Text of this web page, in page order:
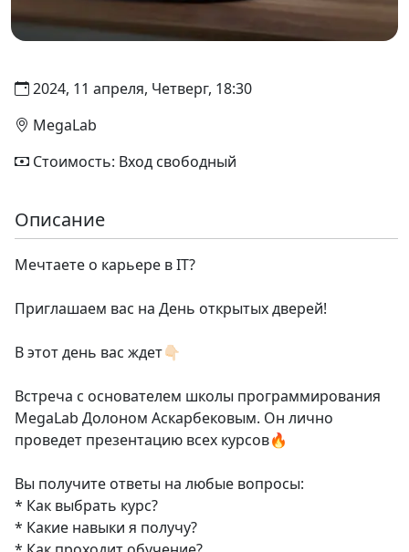
2024, 11 апреля, Четверг, 18:30
MegaLab
Стоимость: Вход свободный
Описание
Мечтаете о карьере в IT?
Приглашаем вас на День открытых дверей!
В этот день вас ждет👇🏻
Встреча с основателем школы программирования
MegaLab Долоном Аскарбековым. Он лично
проведет презентацию всех курсов🔥
Вы получите ответы на любые вопросы:
* Как выбрать курс?
* Какие навыки я получу?